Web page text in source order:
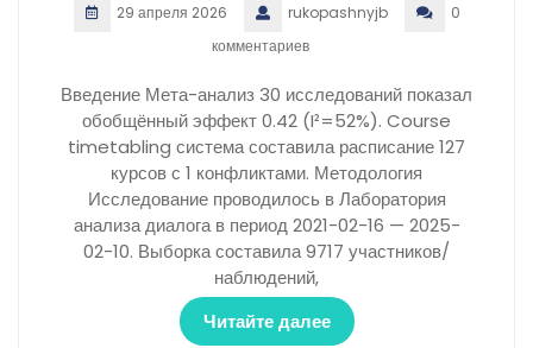
29 апреля 2026 rukopashnyjb
0
комментариев
Введение Мета-анализ 30 исследований показал
обобщённый эффект 0.42 (I²=52%). Course
timetabling система составила расписание 127
курсов с 1 конфликтами. Методология
Исследование проводилось в Лаборатория
анализа диалога в период 2021-02-16 — 2025-
02-10. Выборка составила 9717 участников/
наблюдений,
Читайте далее